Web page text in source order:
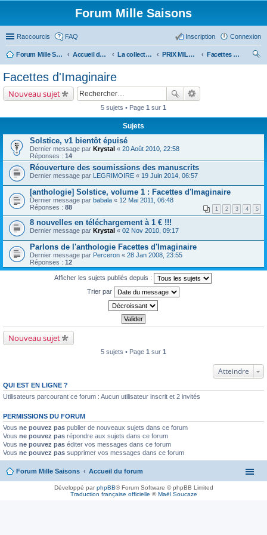
Forum Mille Saisons
Raccourcis FAQ Connexion
Inscription
Forum Mille Saisons Accueil du forum La collection Mille Saisons PRIX MILLE SAISONS (et anthologies Solstice)
Facettes d'Imaginaire
Facettes d'Imaginaire
Nouveau sujet
5 sujets • Page 1 sur 1
Sujets
Solstice, v1 bientôt épuisé
Dernier message par Krystal « 20 Août 2010, 22:58
Réponses : 14
Réouverture des soumissions des manuscrits
Dernier message par LEGRIMOIRE « 19 Juin 2014, 06:57
[anthologie] Solstice, volume 1 : Facettes d'Imaginaire
Dernier message par babala « 12 Mai 2011, 06:48
Réponses : 88 1 2 3 4 5
8 nouvelles en téléchargement à 1 € !!!
Dernier message par Krystal « 02 Nov 2010, 09:17
Parlons de l'anthologie Facettes d'Imaginaire
Dernier message par Perceron « 28 Jan 2008, 23:55
Réponses : 12
Afficher les sujets publiés depuis :
Trier par
Nouveau sujet
5 sujets • Page 1 sur 1
Atteindre
QUI EST EN LIGNE ?
Utilisateurs parcourant ce forum : Aucun utilisateur inscrit et 2 invités
PERMISSIONS DU FORUM
Vous ne pouvez pas publier de nouveaux sujets dans ce forum
Vous ne pouvez pas répondre aux sujets dans ce forum
Vous ne pouvez pas éditer vos messages dans ce forum
Vous ne pouvez pas supprimer vos messages dans ce forum
Forum Mille Saisons Accueil du forum
Développé parphpBB® Forum Software © phpBB Limited
Traduction française officielle ©Maël Soucaze